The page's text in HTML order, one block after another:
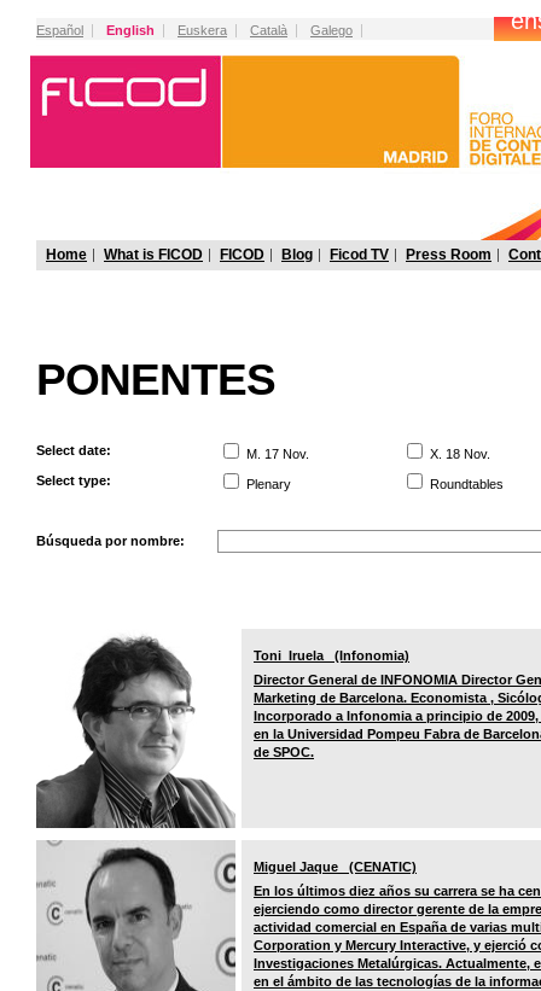
Español English Euskera Català Galego
PONENTES
Select date: M. 17 Nov.
X. 18 Nov.
Select type:
Plenary Roundtables
Búsqueda por nombre:
Toni Iruela (Infonomia)
Director General de INFONOMIA Director
Marketing de Barcelona. Economista ,
Incorporado a Infonomia a principio de
en la Universidad Pompeu Fabra de
de SPOC.
Miguel Jaque (CENATIC)
En los últimos diez años su carrera se ha
ejerciendo como director gerente de la
actividad comercial en España de varias
Corporation y Mercury Interactive, y ejerció
Investigaciones Metalúrgicas. Actualmente,
en el ámbito de las tecnologías de la
Home What is FICOD FICOD Blog Ficod TV Press Room